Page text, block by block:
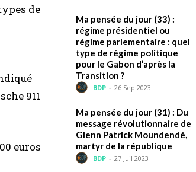
de
911
euros
Ma pensée du jour (33) :
régime présidentiel ou
régime parlementaire : quel
type de régime politique
pour le Gabon d’après la
Transition ?
BDP - 26 Sep 2023
Ma pensée du jour (31) : Du
message révolutionnaire de
Glenn Patrick Moundendé,
martyr de la république
BDP - 27 Juil 2023